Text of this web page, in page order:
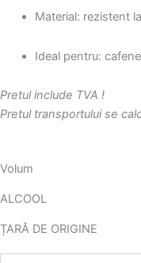
Material: rezistent
Ideal pentru:
Pretul include TVA !
Pretul transportului se
Volum
ALCOOL
ȚARĂ DE ORIGINE